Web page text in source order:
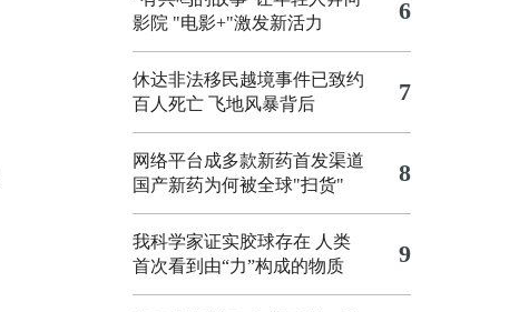
影院 "电影+"激发新活力 6
休达非法移民越境事件已致约
百人死亡 飞地风暴背后 7
网络平台成多款新药首发渠道
国产新药为何被全球"扫货"
8
我科学家证实胶球存在 人类
首次看到由“力”构成的物质
9